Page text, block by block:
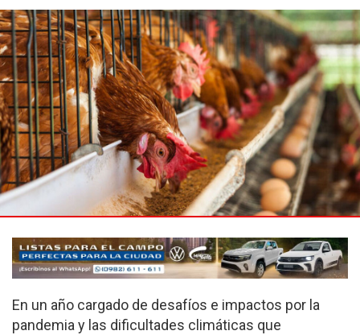
En un año cargado de desafíos e impactos por la
pandemia y las dificultades climáticas que